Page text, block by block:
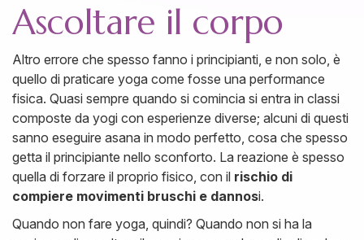
Ascoltare il corpo
Altro errore che spesso fanno i principianti, e non solo, è
quello di praticare yoga come fosse una performance
fisica. Quasi sempre quando si comincia si entra in classi
composte da yogi con esperienze diverse; alcuni di questi
sanno eseguire asana in modo perfetto, cosa che spesso
getta il principiante nello sconforto. La reazione è spesso
quella di forzare il proprio fisico, con il rischio di
compiere movimenti bruschi e dannosi.
Quando non fare yoga, quindi? Quando non si ha la